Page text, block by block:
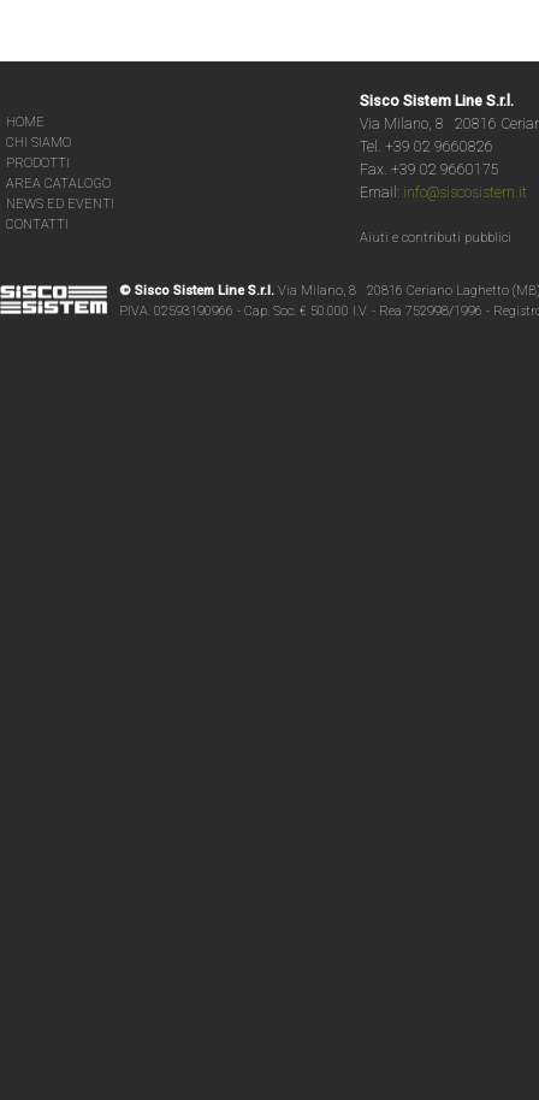
HOME
CHI SIAMO
PRODOTTI
AREA CATALOGO
NEWS ED EVENTI
CONTATTI
Sisco Sistem Line S.r.l.
Via Milano, 8 20816
Tel. +39 02 9660826
Fax. +39 02 9660175
Email: info@siscosistem.it
Aiuti e contributi pubblici
© Sisco Sistem Line S.r.l. Via Milano, 8 20816 Ceriano Laghetto
P.IVA. 02593190966 - Cap. Soc. € 50.000 I.V. - Rea 752998/1996 -